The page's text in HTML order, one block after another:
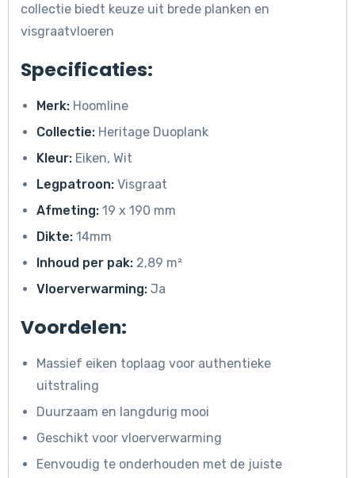
collectie biedt keuze uit brede planken en
visgraatvloeren
Specificaties:
Merk: Hoomline
Collectie: Heritage Duoplank
Kleur: Eiken, Wit
Legpatroon: Visgraat
Afmeting: 19 x 190 mm
Dikte: 14mm
Inhoud per pak: 2,89 m²
Vloerverwarming: Ja
Voordelen:
Massief eiken toplaag voor authentieke
uitstraling
Duurzaam en langdurig mooi
Geschikt voor vloerverwarming
Eenvoudig te onderhouden met de juiste